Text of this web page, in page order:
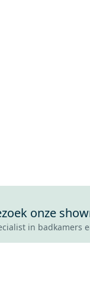
onze
in badkamers